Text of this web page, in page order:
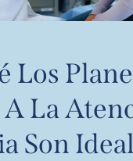
Los
A La
Son